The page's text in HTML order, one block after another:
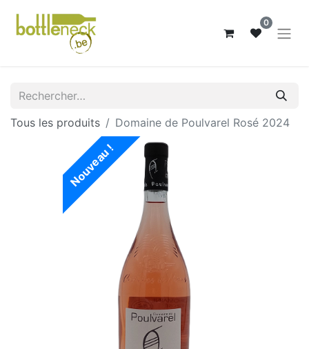
0
Tous les produits Domaine de Poulvarel Rosé 2024
Nouveau !